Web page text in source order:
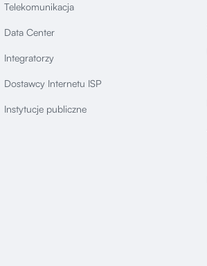
Telekomunikacja
Data Center
Integratorzy
Dostawcy Internetu ISP
Instytucje publiczne